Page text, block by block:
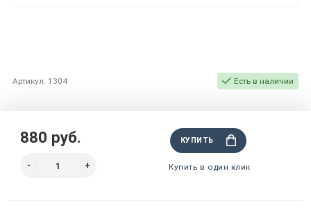
Артикул: 1304 Есть в наличии
880 руб. КУПИТЬ
Купить в один клик